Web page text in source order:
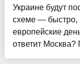
Украине будут
схеме — быстро,
европейские
ответит Москва?